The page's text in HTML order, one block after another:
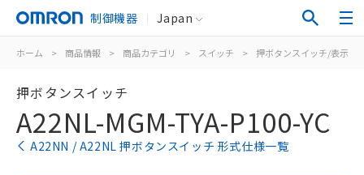
制御機器 Japan
ホーム > 商品情報 > 商品カテゴリ > スイッチ > 押ボタンスイッチ/表示灯
押ボタンスイッチ
A22NL-MGM-TYA-P100-YC
A22NN / A22NL 押ボタンスイッチ 形式仕様一覧